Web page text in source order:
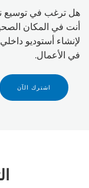
هل ترغب في توسيع
أنت في المكان
لإنشاء أستوديو
في الأعمال.
اشترك الآن